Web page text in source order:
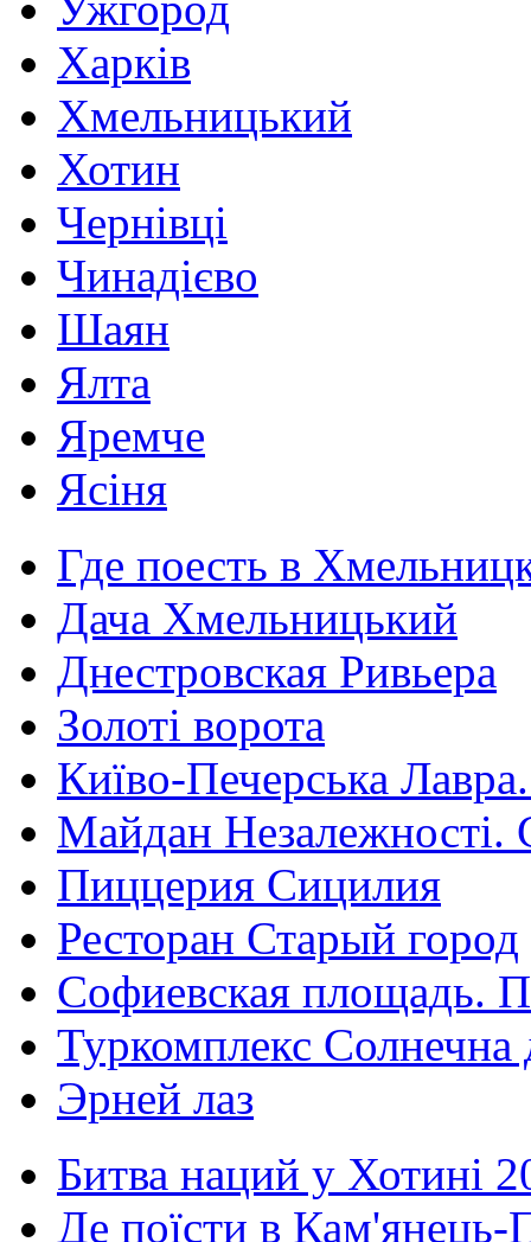
Харків
Хмельницький
Хотин
Чернівці
Чинадієво
Шаян
Ялта
Яремче
Ясіня
Где поесть в
Дача Хмельницький
Днестровская Ривьера
Золоті ворота
Київо-Печерська
Майдан Незалежності.
Пиццерия Сицилия
Ресторан Старый город
Софиевская площадь.
Туркомплекс Солнечна
Эрней лаз
Битва наций у Хотині
Де поїсти в Кам'янець-